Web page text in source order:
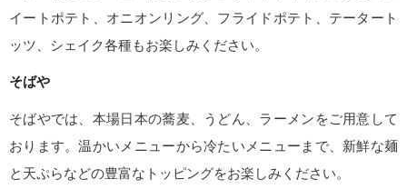
イートポテト、オニオンリング、フライドポテト、テータート
ッツ、シェイク各種もお楽しみください。
そばや
そばやでは、本場日本の蕎麦、うどん、ラーメンをご用意して
おります。温かいメニューから冷たいメニューまで、新鮮な麺
と天ぷらなどの豊富なトッピングをお楽しみください。